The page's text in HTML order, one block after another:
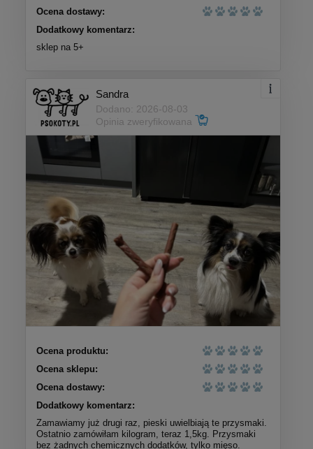
Ocena dostawy:
Dodatkowy komentarz:
sklep na 5+
Sandra
Dodano: 2026-08-03
Opinia zweryfikowana
Ocena produktu:
Ocena sklepu:
Ocena dostawy:
Dodatkowy komentarz:
Zamawiamy już drugi raz, pieski uwielbiają te przysmaki.
Ostatnio zamówiłam kilogram, teraz 1,5kg. Przysmaki
bez żadnych chemicznych dodatków, tylko mięso.